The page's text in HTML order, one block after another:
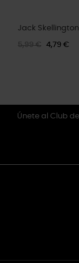
Jack
5,99 € 4,79 €
Únete al Club